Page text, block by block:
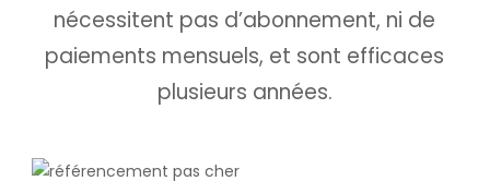
nécessitent pas d’abonnement, ni de
paiements mensuels, et sont efficaces
plusieurs années.